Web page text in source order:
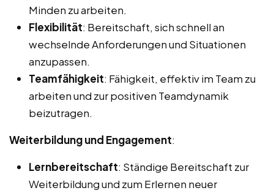
Minden zu arbeiten.
Flexibilität: Bereitschaft, sich schnell an
wechselnde Anforderungen und Situationen
anzupassen.
Teamfähigkeit: Fähigkeit, effektiv im Team zu
arbeiten und zur positiven Teamdynamik
beizutragen.
Weiterbildung und Engagement:
Lernbereitschaft: Ständige Bereitschaft zur
Weiterbildung und zum Erlernen neuer